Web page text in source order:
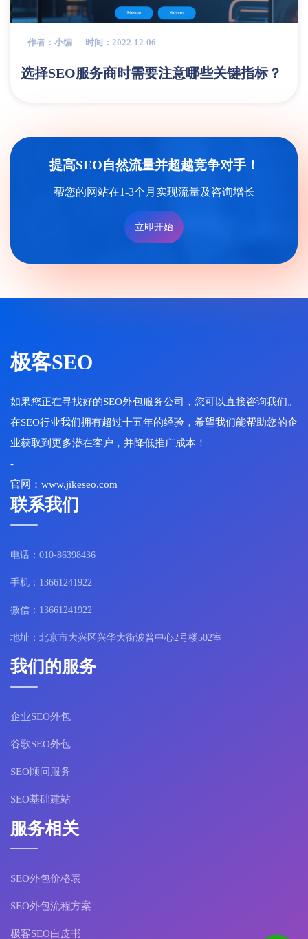
作者：小编 时间：2022-12-06
选择SEO服务商时需要注意哪些关键指标？
提高SEO自然流量并超越竞争对手！
帮您的网站在1-3个月实现流量及咨询增长
立即开始
极客SEO
如果您正在寻找好的SEO外包服务公司，您可以直接咨询我们。
在SEO行业我们拥有超过十五年的经验，希望我们能帮助您的企
业获取到更多潜在客户，并降低推广成本！
-
官网：www.jikeseo.com
联系我们
电话：010-86398436
手机：13661241922
微信：13661241922
地址：北京市大兴区兴华大街波普中心2号楼502室
我们的服务
企业SEO外包
谷歌SEO外包
SEO顾问服务
SEO基础建站
服务相关
SEO外包价格表
SEO外包流程方案
极客SEO白皮书